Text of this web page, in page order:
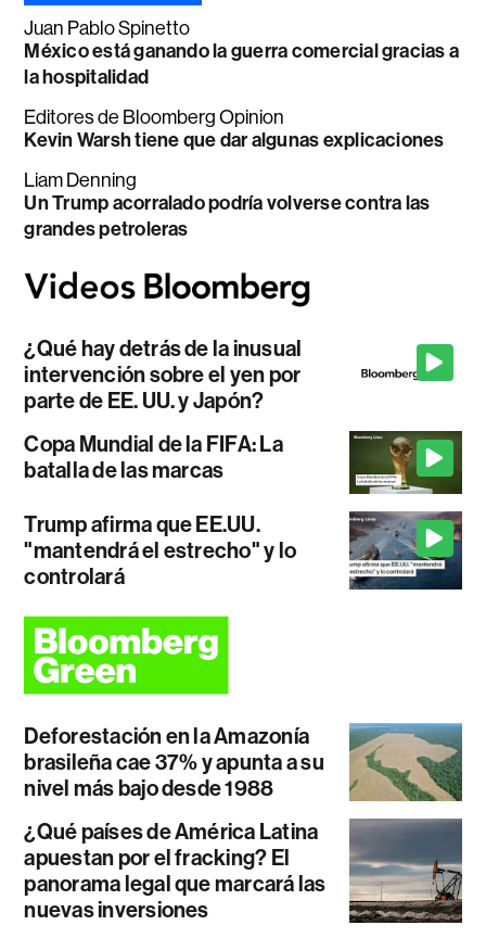
Juan Pablo Spinetto
México está ganando la guerra comercial gracias a
la hospitalidad
Editores de Bloomberg Opinion
Kevin Warsh tiene que dar algunas explicaciones
Liam Denning
Un Trump acorralado podría volverse contra las
grandes petroleras
¿Qué hay detrás de la inusual
intervención sobre el yen por
parte de EE. UU. y Japón?
Copa Mundial de la FIFA: La
batalla de las marcas
Trump afirma que EE.UU.
"mantendrá el estrecho" y lo
controlará
Deforestación en la Amazonía
brasileña cae 37% y apunta a su
nivel más bajo desde 1988
¿Qué países de América Latina
apuestan por el fracking? El
panorama legal que marcará las
nuevas inversiones